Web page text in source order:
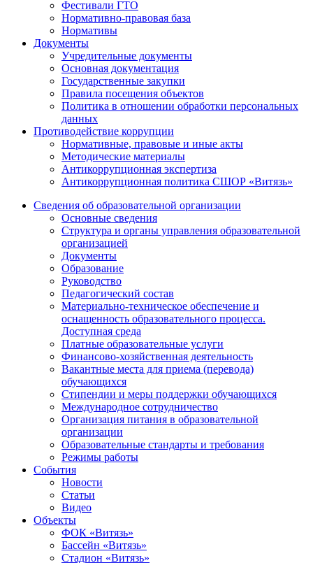
Фестивали ГТО
Нормативно-правовая база
Нормативы
Документы
Учредительные документы
Основная документация
Государственные закупки
Правила посещения объектов
Политика в отношении обработки персональных
данных
Противодействие коррупции
Нормативные, правовые и иные акты
Методические материалы
Антикоррупционная экспертиза
Антикоррупционная политика СШОР «Витязь»
Сведения об образовательной организации
Основные сведения
Структура и органы управления образовательной
организацией
Документы
Образование
Руководство
Педагогический состав
Материально-техническое обеспечение и
оснащенность образовательного процесса.
Доступная среда
Платные образовательные услуги
Финансово-хозяйственная деятельность
Вакантные места для приема (перевода)
обучающихся
Стипендии и меры поддержки обучающихся
Международное сотрудничество
Организация питания в образовательной
организации
Образовательные стандарты и требования
Режимы работы
События
Новости
Статьи
Видео
Объекты
ФОК «Витязь»
Бассейн «Витязь»
Стадион «Витязь»